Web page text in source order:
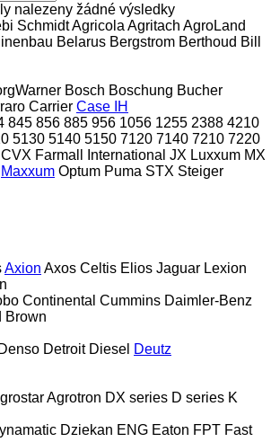
nalezeny žádné výsledky
SchmidtAgricola Agritach AgroLand
Belarus Bergstrom Berthoud Bill
Bosch Boschung Bucher
Carrier Case IH
845 856 885 956 1056 1255 2388 4210
5130 5140 5150 7120 7140 7210 7220
CVX Farmall International JX Luxxum MX
Maxxum Optum Puma STX Steiger
Axion Axos Celtis Elios Jaguar Lexion
Continental Cummins Daimler-Benz
Brown
Denso Detroit Diesel Deutz
Agrotron DX series D series K
Dziekan ENG Eaton FPT Fast